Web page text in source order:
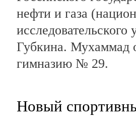
нефти и газа
Губкина. Мухаммад
гимназию № 29.
Новый